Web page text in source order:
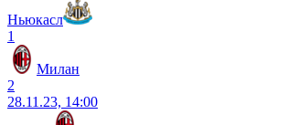
Ньюкасл
1
Милан
2
28.11.23, 14:00